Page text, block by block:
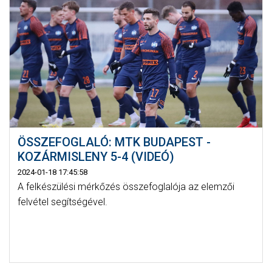
KLUB
GALÉRIA
SZURKOLÓI ÉLMÉNYEK
AKKREDITÁCIÓ
ÖSSZEFOGLALÓ: MTK BUDAPEST -
KOZÁRMISLENY 5-4 (VIDEÓ)
2024-01-18 17:45:58
A felkészülési mérkőzés összefoglalója az elemzői
felvétel segítségével.